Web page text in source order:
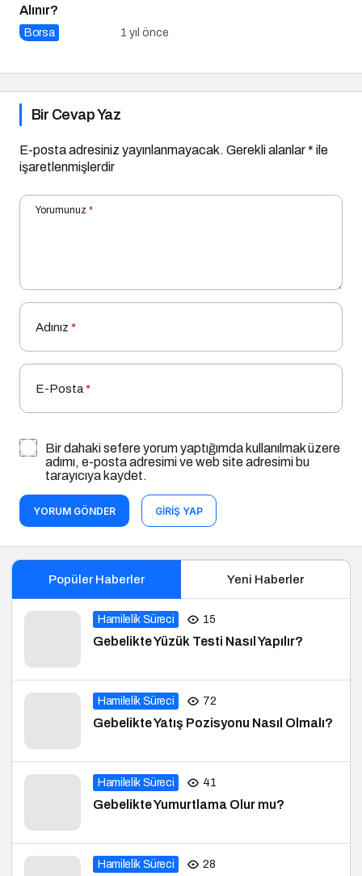
Alınır?
Borsa 1 yıl önce
Bir Cevap Yaz
E-posta adresiniz yayınlanmayacak. Gerekli alanlar* ile
işaretlenmişlerdir
Yorumunuz *
Adınız *
E-Posta*
Bir dahaki sefere yorum yaptığımda kullanılmak üzere
adımı, e-posta adresimi ve web site adresimi bu
tarayıcıya kaydet.
YORUM GÖNDER GIRIŞ YAP
Popüler Haberler Yeni Haberler
Hamilelik Süreci 15
Gebelikte Yüzük Testi Nasıl Yapılır?
Hamilelik Süreci 72
Gebelikte Yatış Pozisyonu Nasıl Olmalı?
Hamilelik Süreci 41
Gebelikte Yumurtlama Olur mu?
Hamilelik Süreci 28